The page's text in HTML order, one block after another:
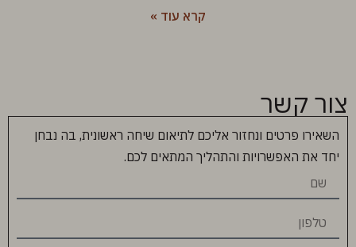
קרא עוד »
צור קשר
השאירו פרטים ונחזור אליכם לתיאום שיחה ראשונית, בה נבחן
יחד את האפשרויות והתהליך המתאים לכם.